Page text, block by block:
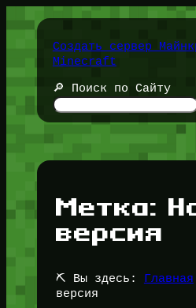
к
содержимомуСоздать сервер
Minecraft
🔎 Поиск по Сайту
Метка:
версия
⛏️ Вы здесь: Главная
версия